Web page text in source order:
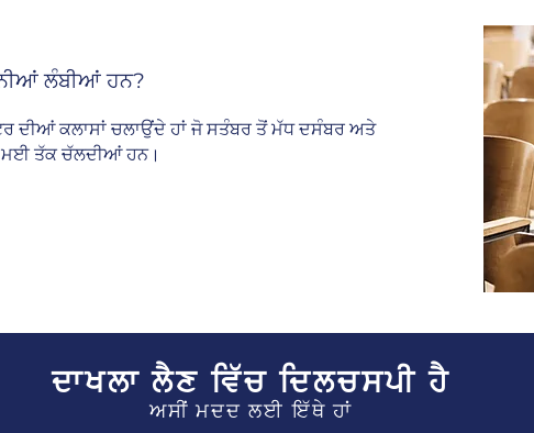
ਲੰਬੀਆਂ ਹਨ?
ਦੀਆਂ ਕਲਾਸਾਂ ਚਲਾਉਂਦੇ ਹਾਂ ਜੋ ਸਤੰਬਰ ਤੋਂ ਮੱਧ ਦਸੰਬਰ ਅਤੇ
ਮਈ ਤੱਕ ਚੱਲਦੀਆਂ ਹਨ।
ਦਾਖਲਾ ਲੈਣ ਵਿੱਚ ਦਿਲਚਸਪੀ ਹੈ
ਅਸੀਂ ਮਦਦ ਲਈ ਇੱਥੇ ਹਾਂ